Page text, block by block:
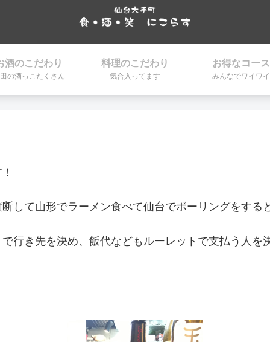
酒のこだわり
の酒っこたくさん
料理のこだわり
気合入ってます
お得なコース
みんなでワイワイ
して山形でラーメン食べて仙台でボーリングをする
行き先を決め、飯代などもルーレットで支払う人を